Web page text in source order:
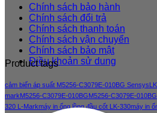
Chính sách bảo hành
Chính sách đổi trả
Chính sách thanh toán
Chính sách vận chuyển
Chính sách bảo mật
Điều khoản sử dung
Product tags
cảm biến áp suất M5256-C3079E-010BG Sensys
markM5256-C3079E-010BGM5256-C3079E-
320 L-Markmáy in ống lồng đầu cốt LK-330máy in